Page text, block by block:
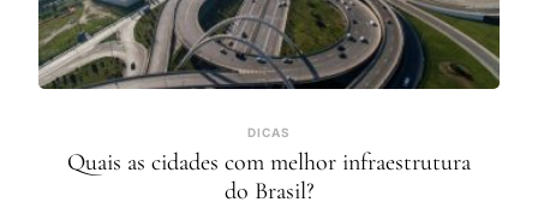
DICAS
Quais as cidades com melhor infraestrutura
do Brasil?